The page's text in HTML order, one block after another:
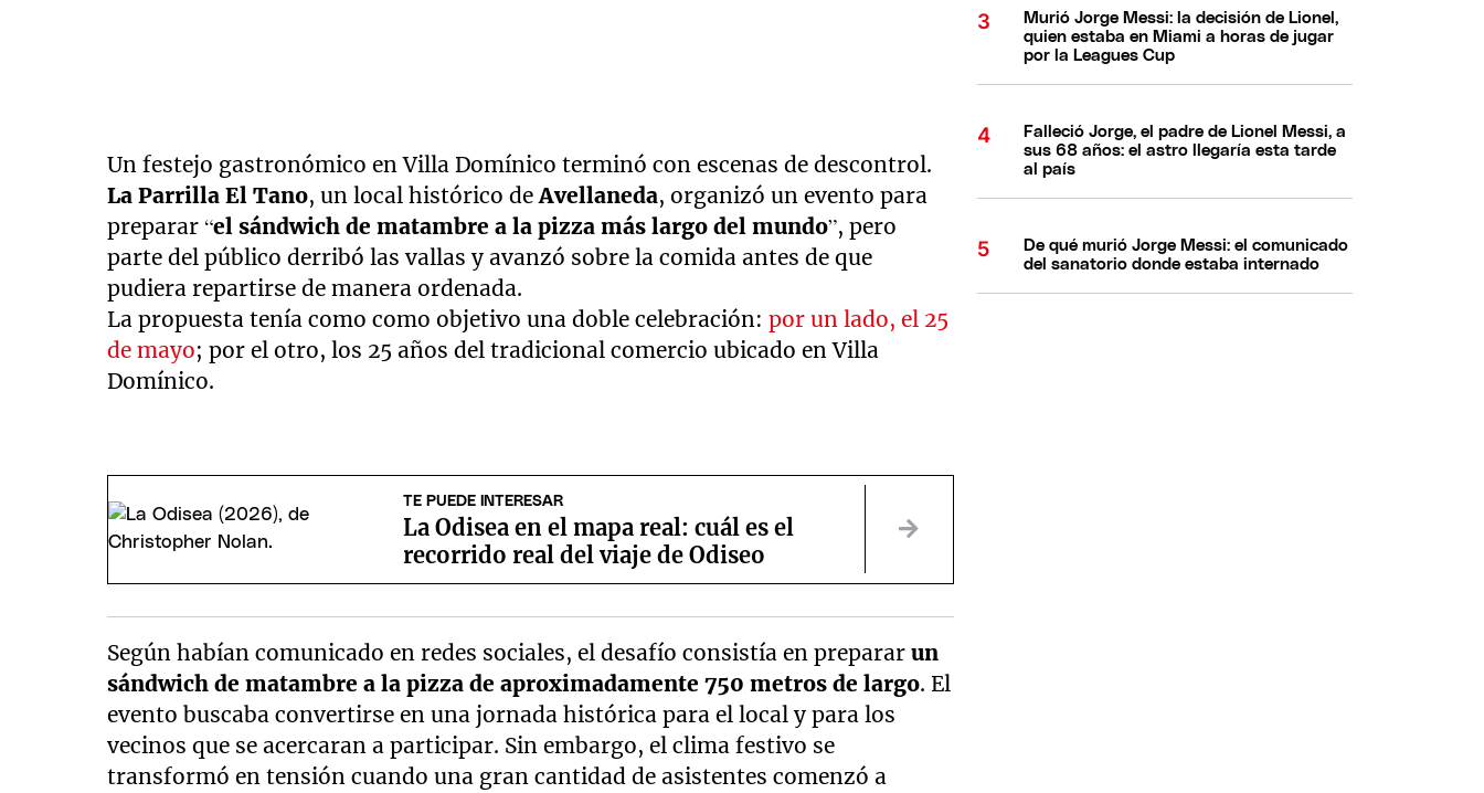
Un festejo gastronómico en Villa Domínico terminó con escenas de descontrol.
La Parrilla El Tano, un local histórico deAvellaneda, organizó un evento para
preparar “el sándwich de matambre a la pizza más largo del mundo”, pero
parte del público derribó las vallas y avanzó sobre la comida antes de que
pudiera repartirse de manera ordenada.
La propuesta tenía como como objetivo una doble celebración:por un lado, el 25
de mayo; por el otro, los 25 años del tradicional comercio ubicado en Villa
Domínico.
TE PUEDE INTERESAR
La Odisea en el mapa real: cuál es el
recorrido real del viaje de Odiseo
Según habían comunicado en redes sociales, el desafío consistía en prepararun
sándwich de matambre a la pizza de aproximadamente 750 metros de largo. El
evento buscaba convertirse en una jornada histórica para el local y para los
vecinos que se acercaran a participar. Sin embargo, el clima festivo se
transformó en tensión cuando una gran cantidad de asistentes comenzó a
Murió Jorge Messi: la decisión de Lionel,
quien estaba en Miami a horas de jugar
por la Leagues Cup
Falleció Jorge, el padre de Lionel Messi, a
sus 68 años: el astro llegaría esta tarde
al país
De qué murió Jorge Messi: el comunicado
del sanatorio donde estaba internado